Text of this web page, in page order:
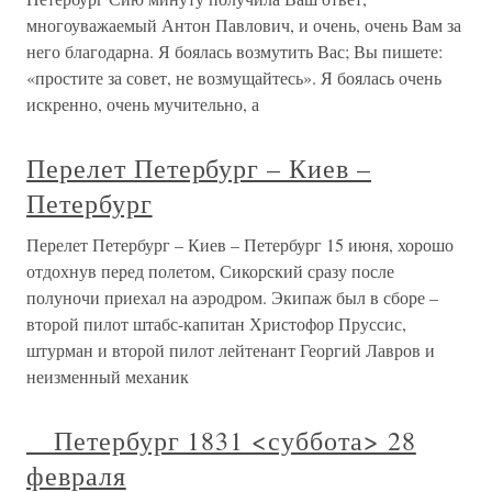
многоуважаемый Антон Павлович, и очень, очень Вам за
него благодарна. Я боялась возмутить Вас; Вы пишете:
«простите за совет, не возмущайтесь». Я боялась очень
искренно, очень мучительно, а
Перелет Петербург – Киев –
Петербург
Перелет Петербург – Киев – Петербург 15 июня, хорошо
отдохнув перед полетом, Сикорский сразу после
полуночи приехал на аэродром. Экипаж был в сборе –
второй пилот штабс-капитан Христофор Пруссис,
штурман и второй пилот лейтенант Георгий Лавров и
неизменный механик
Петербург 1831 <суббота> 28
февраля